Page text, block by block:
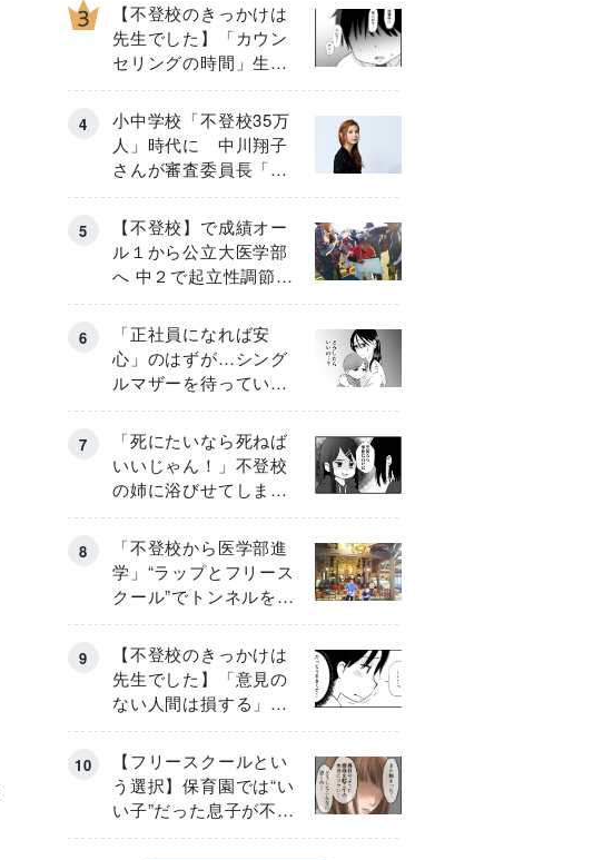
【不登校のきっかけは
先生でした】「カウン
セリングの時間」生徒
の情報をバラしたの
は…《第２話》
小中学校「不登校35万
人」時代に 中川翔子
さんが審査委員長「不
登校生動画甲子園
2026」が開催
【不登校】で成績オー
ル１から公立大医学部
へ 中２で起立性調節障
害「治るまで３年」の
診断 そのとき母は
「正社員になれば安
心」のはずが…シング
ルマザーを待ってい
た“魔の２年間”【前編】
「死にたいなら死ねば
いいじゃん！」不登校
の姉に浴びせてしまっ
た言葉【番外編・後
編】
「不登校から医学部進
学」“ラップとフリース
クール”でトンネルを脱
して高校受験へ〔元野
球少年の実話〕
【不登校のきっかけは
先生でした】「意見の
ない人間は損する」担
任の一言が苦しみに…
《第１話》
【フリースクールとい
う選択】保育園では“い
い子”だった息子が不登
校に…小学校入学後に